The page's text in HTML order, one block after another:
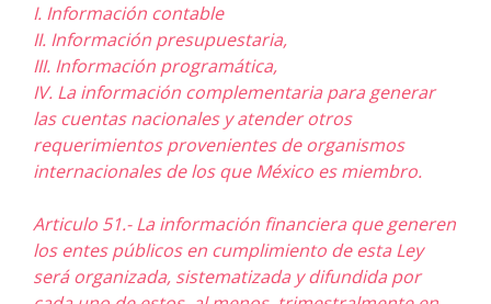
I. Información contable
II. Información presupuestaria,
III. Información programática,
IV. La información complementaria para generar
las cuentas nacionales y atender otros
requerimientos provenientes de organismos
internacionales de los que México es miembro.
Articulo 51.- La información financiera que generen
los entes públicos en cumplimiento de esta Ley
será organizada, sistematizada y difundida por